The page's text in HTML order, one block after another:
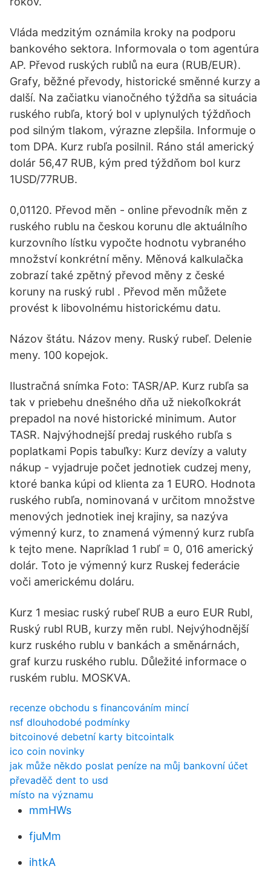
Vláda medzitým oznámila kroky na podporu
bankového sektora. Informovala o tom agentúra
AP. Převod ruských rublů na eura (RUB/EUR).
Grafy, běžné převody, historické směnné kurzy a
další. Na začiatku vianočného týždňa sa situácia
ruského rubľa, ktorý bol v uplynulých týždňoch
pod silným tlakom, výrazne zlepšila. Informuje o
tom DPA. Kurz rubľa posilnil. Ráno stál americký
dolár 56,47 RUB, kým pred týždňom bol kurz
1USD/77RUB.
0,01120. Převod měn - online převodník měn z
ruského rublu na českou korunu dle aktuálního
kurzovního lístku vypočte hodnotu vybraného
množství konkrétní měny. Měnová kalkulačka
zobrazí také zpětný převod měny z české
koruny na ruský rubl . Převod měn můžete
provést k libovolnému historickému datu.
Názov štátu. Názov meny. Ruský rubeľ. Delenie
meny. 100 kopejok.
Ilustračná snímka Foto: TASR/AP. Kurz rubľa sa
tak v priebehu dnešného dňa už niekoľkokrát
prepadol na nové historické minimum. Autor
TASR. Najvýhodnejší predaj ruského rubľa s
poplatkami Popis tabuľky: Kurz devízy a valuty
nákup - vyjadruje počet jednotiek cudzej meny,
ktoré banka kúpi od klienta za 1 EURO. Hodnota
ruského rubľa, nominovaná v určitom množstve
menových jednotiek inej krajiny, sa nazýva
výmenný kurz, to znamená výmenný kurz rubľa
k tejto mene. Napríklad 1 rubľ = 0, 016 americký
dolár. Toto je výmenný kurz Ruskej federácie
voči americkému doláru.
Kurz 1 mesiac ruský rubeľ RUB a euro EUR Rubl,
Ruský rubl RUB, kurzy měn rubl. Nejvýhodnější
kurz ruského rublu v bankách a směnárnách,
graf kurzu ruského rublu. Důležité informace o
ruském rublu. MOSKVA.
recenze obchodu s financováním mincí
nsf dlouhodobé podmínky
bitcoinové debetní karty bitcointalk
ico coin novinky
jak může někdo poslat peníze na můj bankovní účet
převaděč dent to usd
místo na významu
mmHWs
fjuMm
ihtkA